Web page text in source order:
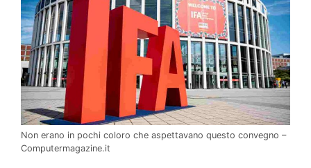
Non erano in pochi coloro che aspettavano questo convegno –
Computermagazine.it